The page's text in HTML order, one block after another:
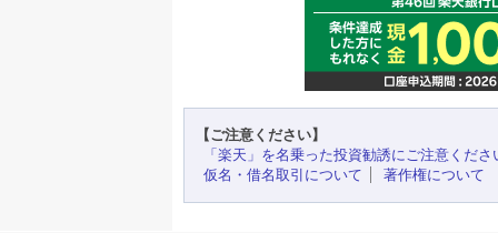
【ご注意ください】
「楽天」を名乗った投資勧誘にご注意くださ
仮名・借名取引について
著作権について